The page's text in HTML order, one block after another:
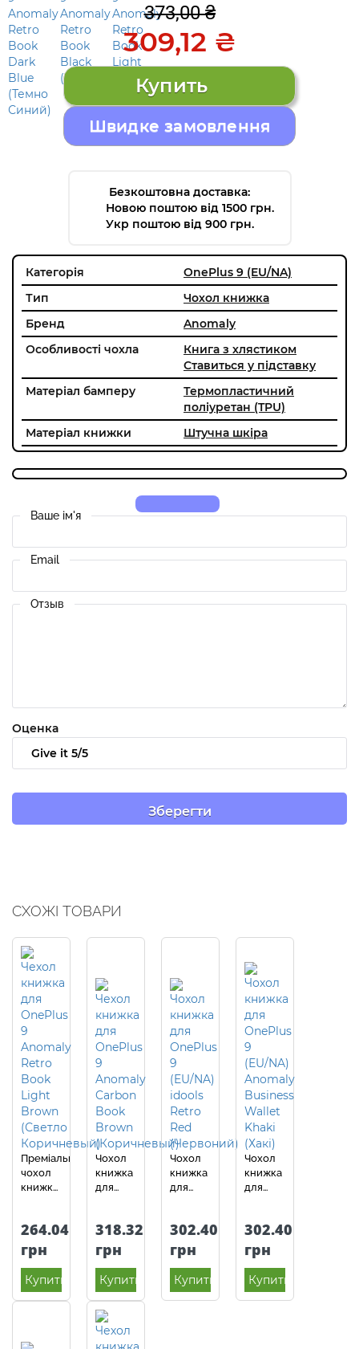
373,00 ₴
309,12 ₴
Швидке замовлення
Безкоштовна доставка:
Новою поштою від 1500 грн.
Укр поштою від 900 грн.
Категорія
OnePlus 9 (EU/NA)
Тип
Чохол книжка
Бренд
Anomaly
Особливості чохла
Книга з хлястиком
Ставиться у підставку
Матеріал бамперу
Термопластичний
поліуретан (TPU)
Матеріал книжки
Штучна шкіра
Ваше ім'я
Email
Отзыв
Оценка
СХОЖІ ТОВАРИ
Преміальний
чохол
книжка
9
(EU/NA)
Anomaly
K'try
Premium
Light
коричневий)
264.04
грн
Купить
Чохол
книжка
для
(EU/NA)
Anomaly
Carbon
Book
Brown
(Коричневий)
318.32
грн
Купить
Чохол
книжка
для
(EU/NA)
idools
Retro
Red
(Червоний)
302.40
грн
Купить
Чохол
книжка
для
(EU/NA)
Anomaly
Business
Wallet
Khaki
(Хакі)
302.40
грн
Купить